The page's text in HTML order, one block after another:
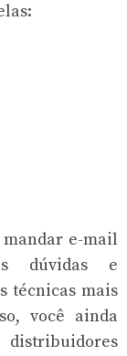
mandar e-mail
dúvidas e
técnicas mais
você ainda